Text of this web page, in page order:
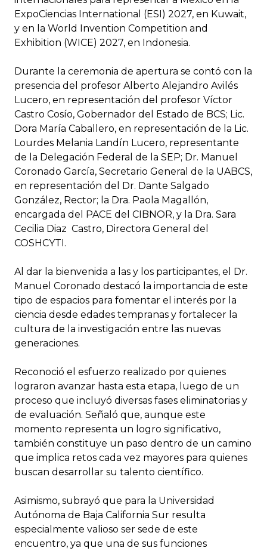
ExpoCiencias International (ESI) 2027, en Kuwait,
y en la World Invention Competition and
Exhibition (WICE) 2027, en Indonesia.
Durante la ceremonia de apertura se contó con la
presencia del profesor Alberto Alejandro Avilés
Lucero, en representación del profesor Víctor
Castro Cosío, Gobernador del Estado de BCS; Lic.
Dora María Caballero, en representación de la Lic.
Lourdes Melania Landín Lucero, representante
de la Delegación Federal de la SEP; Dr. Manuel
Coronado García, Secretario General de la UABCS,
en representación del Dr. Dante Salgado
González, Rector; la Dra. Paola Magallón,
encargada del PACE del CIBNOR, y la Dra. Sara
Cecilia Diaz Castro, Directora General del
COSHCYTI.
Al dar la bienvenida a las y los participantes, el Dr.
Manuel Coronado destacó la importancia de este
tipo de espacios para fomentar el interés por la
ciencia desde edades tempranas y fortalecer la
cultura de la investigación entre las nuevas
generaciones.
Reconoció el esfuerzo realizado por quienes
lograron avanzar hasta esta etapa, luego de un
proceso que incluyó diversas fases eliminatorias y
de evaluación. Señaló que, aunque este
momento representa un logro significativo,
también constituye un paso dentro de un camino
que implica retos cada vez mayores para quienes
buscan desarrollar su talento científico.
Asimismo, subrayó que para la Universidad
Autónoma de Baja California Sur resulta
especialmente valioso ser sede de este
encuentro, ya que una de sus funciones